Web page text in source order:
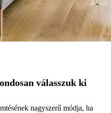
válasszuk ki
nagyszerű módja, ha